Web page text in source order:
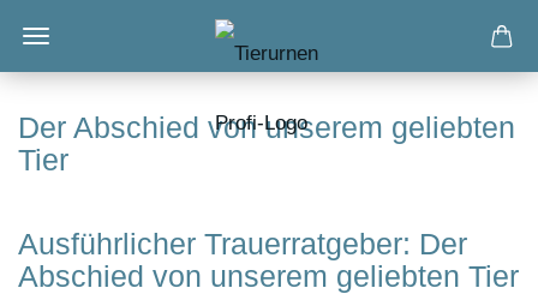
Der Abschied von unserem geliebten
Tier
Ausführlicher Trauerratgeber: Der
Abschied von unserem geliebten Tier